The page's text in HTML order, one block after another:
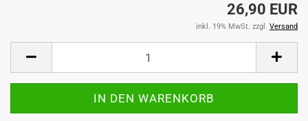
26,90 EUR
inkl. 19% MwSt. zzgl. Versand